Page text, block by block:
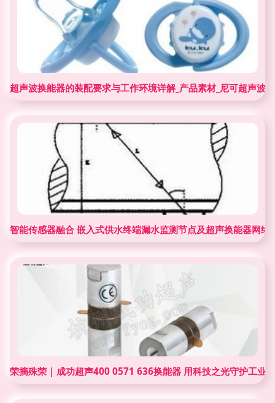
超声波换能器的装配要求与工作环境详解_产品素材_尼可超声波
智能传感器融合 嵌入式供水终端漏水监测节点及超声换能器网络
荣摘殊荣 | 成功超声400 0571 636换能器 用科技之光守护工业